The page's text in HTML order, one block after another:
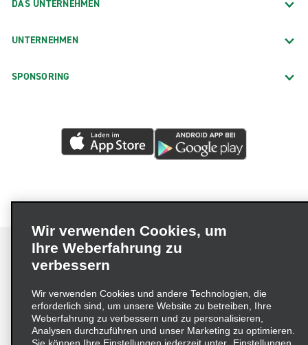
DAS UNTERNEHMEN
UNTERNEHMEN
SPONSORING
Impressum Nutzungsbedingungen
Datenschutzrichtlinie
Cookie-Richtlinie
Datenschutzoptionen
Lieferkettensorgfaltspflichtengesetz (LkSG) Grundsatzerklärung
Wir verwenden Cookies, um
Ihre Weberfahrung zu
verbessern
Wir verwenden Cookies und andere Technologien, die
erforderlich sind, um unsere Website zu betreiben, Ihre
Weberfahrung zu verbessern und zu personalisieren,
Analysen durchzuführen und unser Marketing zu optimieren.